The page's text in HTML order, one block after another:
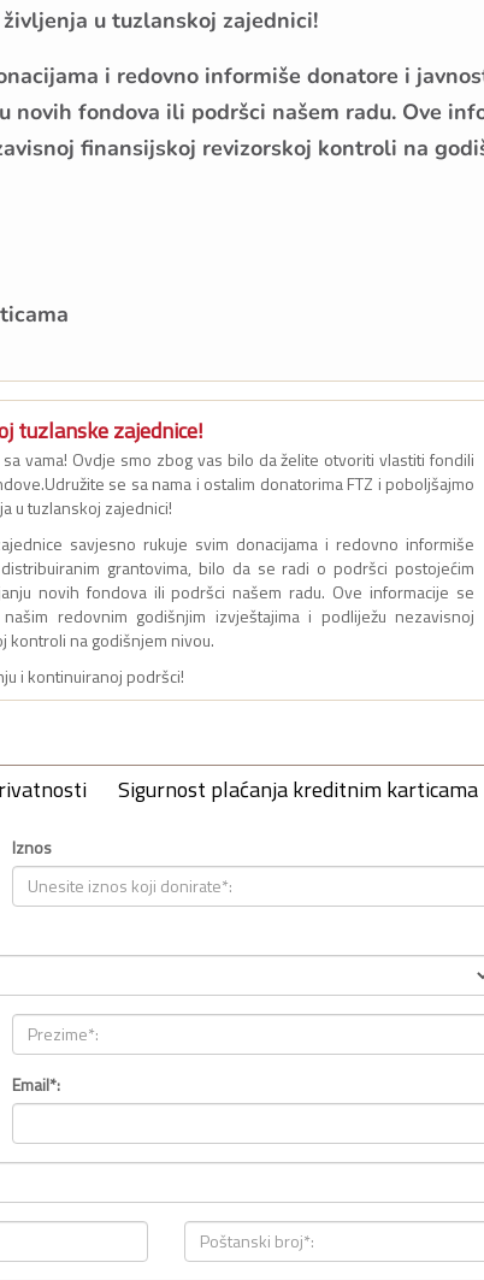
u tuzlanskoj zajednici!
i redovno informiše donatore i
fondova ili podršci našem radu. Ove
finansijskoj revizorskoj kontroli na